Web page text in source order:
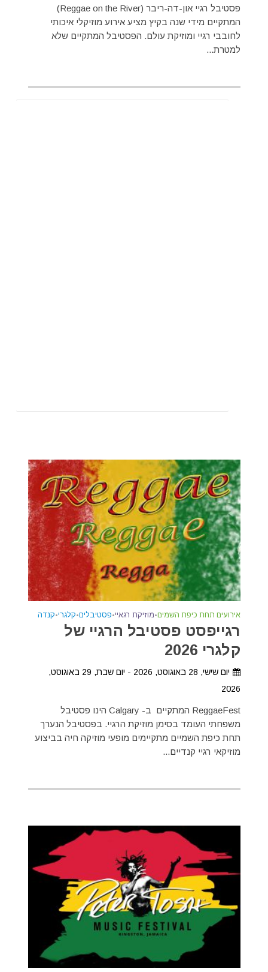
פסטיבל רגיי און-דה-ריבר (Reggae on the River)
המתקיים מידי שנה בקיץ מציע אירוע מוזיקלי איכותי
לחובבי רגיי ומוזיקת עולם. הפסטיבל המתקיים שלא
למטרת...
אירועים תחת כיפת השמים•מוזיקת רגאיי•פסטיבלים•קלגרי•קנדה
רגייפסט פסטיבל הרגיי של
קלגרי 2026
יום שישי, 28 באוגוסט, 2026 - יום שבת, 29 באוגוסט,
2026
ReggaeFest המתקיים ב- Calgary הינו פסטיבל
משפחתי העומד בסימן מוזיקת הרגיי. בפסטיבל הנערך
תחת כיפת השמיים מתקיימים מופעי מוזיקה חיה בביצוע
מוזיקאי רגיי קנדיים...